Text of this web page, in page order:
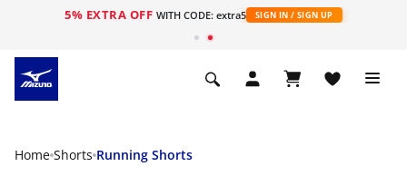
5% EXTRA OFF WITH CODE: extra5 SIGN IN / SIGN UP
Home Shorts Running Shorts